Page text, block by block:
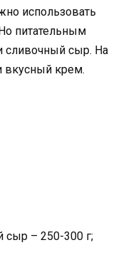
использовать
питательным
сливочный сыр. На
вкусный крем.
– 250-300 г;